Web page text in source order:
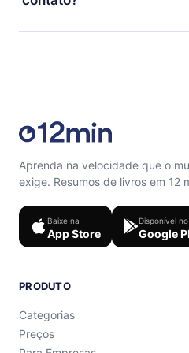
quiz de perguntas para te
Sinta-se livre para entrar em
Aprenda na velocidade que o
exige. Resumos de livros em 12
Baixe na
App Store
Disponível no
Google
PRODUTO
Categorias
Preços